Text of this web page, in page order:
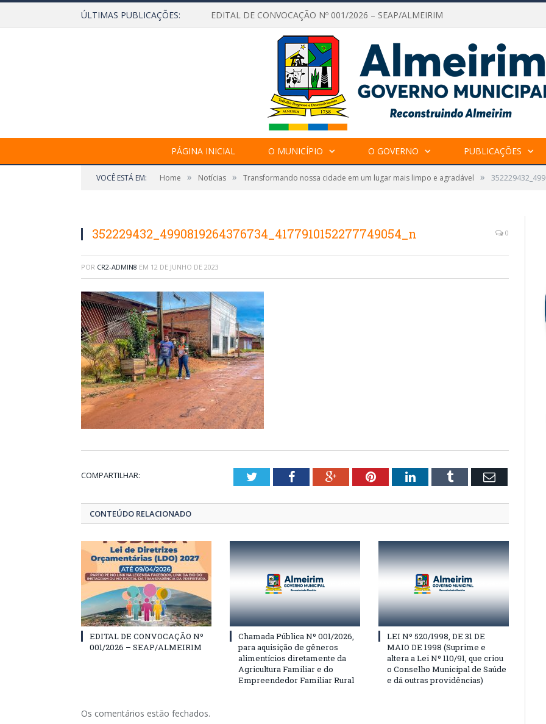
ÚLTIMAS PUBLICAÇÕES: EDITAL DE CONVOCAÇÃO Nº 001/2026 – SEAP/ALMEIRIM
PÁGINA INICIAL O MUNICÍPIO O GOVERNO PUBLICAÇÕES
VOCÊ ESTÁ EM: Home » Notícias » Transformando nossa cidade em um lugar mais limpo e agradável »
352229432_4990819264376734_4177910152277749054_n 0
POR CR2-ADMIN8 EM 12 DE JUNHO DE 2023
COMPARTILHAR: TwitterFacebookGoogle+PinterestLinkedInTumblr Email
CONTEÚDO RELACIONADO
EDITAL DE CONVOCAÇÃO Nº
001/2026 – SEAP/ALMEIRIM
Chamada Pública Nº 001/2026,
para aquisição de gêneros
alimentícios diretamente da
Agricultura Familiar e do
Empreendedor Familiar Rural
LEI Nº 520/1998, DE 31 DE
MAIO DE 1998 (Suprime e
altera a Lei Nº 110/91, que criou
o Conselho Municipal de Saúde
e dá outras providências)
Os comentários estão fechados.